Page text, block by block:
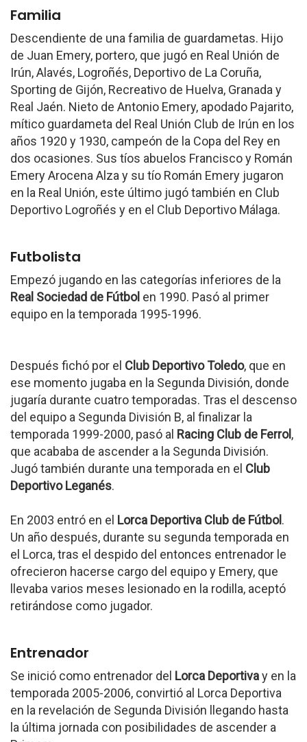
Familia
Descendiente de una familia de guardametas. Hijo
de Juan Emery, portero, que jugó en Real Unión de
Irún, Alavés, Logroñés, Deportivo de La Coruña,
Sporting de Gijón, Recreativo de Huelva, Granada y
Real Jaén. Nieto de Antonio Emery, apodado Pajarito,
mítico guardameta del Real Unión Club de Irún en los
años 1920 y 1930, campeón de la Copa del Rey en
dos ocasiones. Sus tíos abuelos Francisco y Román
Emery Arocena Alza y su tío Román Emery jugaron
en la Real Unión, este último jugó también en Club
Deportivo Logroñés y en el Club Deportivo Málaga.
Futbolista
Empezó jugando en las categorías inferiores de la
Real Sociedad de Fútbol en 1990. Pasó al primer
equipo en la temporada 1995-1996.
Después fichó por el Club Deportivo Toledo, que en
ese momento jugaba en la Segunda División, donde
jugaría durante cuatro temporadas. Tras el descenso
del equipo a Segunda División B, al finalizar la
temporada 1999-2000, pasó al Racing Club de Ferrol,
que acababa de ascender a la Segunda División.
Jugó también durante una temporada en el Club
Deportivo Leganés.
En 2003 entró en el Lorca Deportiva Club de Fútbol.
Un año después, durante su segunda temporada en
el Lorca, tras el despido del entonces entrenador le
ofrecieron hacerse cargo del equipo y Emery, que
llevaba varios meses lesionado en la rodilla, aceptó
retirándose como jugador.
Entrenador
Se inició como entrenador del Lorca Deportivay en la
temporada 2005-2006, convirtió al Lorca Deportiva
en la revelación de Segunda División llegando hasta
la última jornada con posibilidades de ascender a